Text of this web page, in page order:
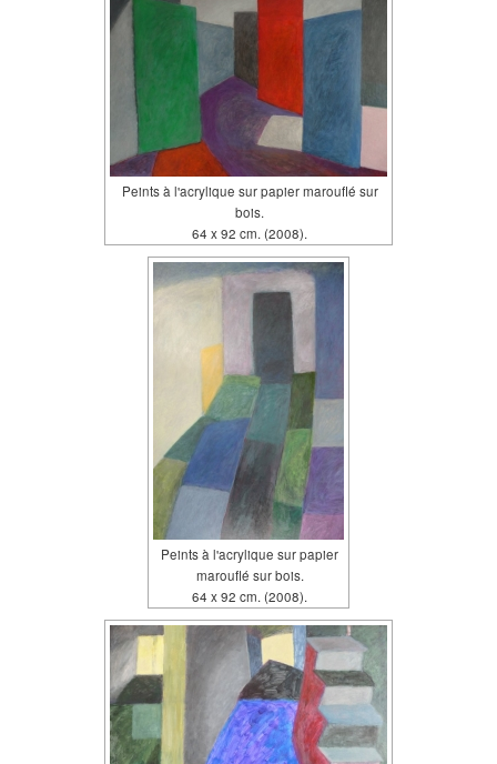
Peints à l'acrylique sur papier marouflé sur
bois.
64 x 92 cm. (2008).
Peints à l'acrylique sur papier
marouflé sur bois.
64 x 92 cm. (2008).